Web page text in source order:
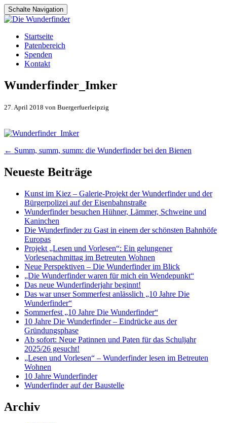
Schalte Navigation
Zum
Inhalt
springen
Startseite
Patenbereich
Spenden
Kontakt
Wunderfinder_Imker
27. April 2018 von Buergerfuerleipzig
Artikel-
Navigation
← Summ, summ, summ: die Wunderfinder bei den Bienen
Neueste Beiträge
Kunst im Kiez – Galerie-Projekt der Wunderfinder und der
Bürgerpolizei auf der Eisenbahnstraße
Wunderfinder besuchen Hühner, Lämmer, Schweine und
Kaninchen
Die Wunderfinder zu Gast in einem der schönsten Bahnhöfe
Europas
Projekt „Lesen und Vorlesen“: Ein gelungener
Vorlesenachmittag im Betreuten Wohnen
Neue Perspektiven – Die Wunderfinder im Blick
„Die Wunderfinder waren für mich ein Wendepunkt“
Das neue Wunderfinderjahr beginnt!
Das war unser Sommerfest anlässlich „10 Jahre Die
Wunderfinder“
Sommerfest „10 Jahre Die Wunderfinder“
10 Jahre Die Wunderfinder – Eindrücke aus der
Gründungsphase
Ab sofort: Neue Patinnen und Paten für das Schuljahr
2025/26 gesucht!
„Lesen und Vorlesen“ – Wunderfinder lesen im Betreuten
Wohnen
10 Jahre Wunderfinder
Wunderfinder auf der Baustelle
Archiv